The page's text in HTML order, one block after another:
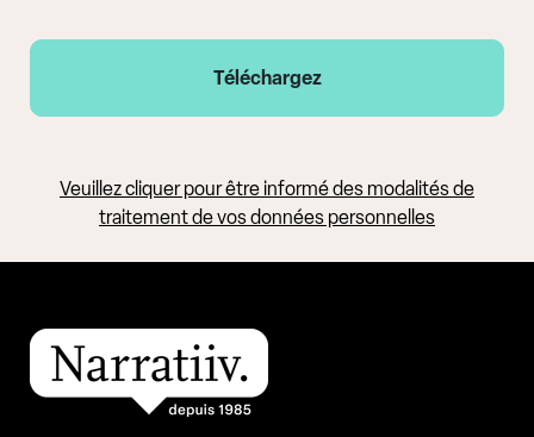
Veuillez cliquer pour être informé des modalités de
traitement de vos données personnelles